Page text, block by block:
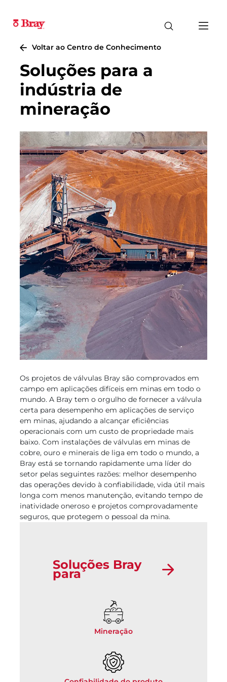
Voltar ao Centro de Conhecimento
Soluções para a
indústria de
mineração
Os projetos de válvulas Bray são comprovados em
campo em aplicações difíceis em minas em todo o
mundo. A Bray tem o orgulho de fornecer a válvula
certa para desempenho em aplicações de serviço
em minas, ajudando a alcançar eficiências
operacionais com um custo de propriedade mais
baixo. Com instalações de válvulas em minas de
cobre, ouro e minerais de liga em todo o mundo, a
Bray está se tornando rapidamente uma líder do
setor pelas seguintes razões: melhor desempenho
das operações devido à confiabilidade, vida útil mais
longa com menos manutenção, evitando tempo de
inatividade oneroso e projetos comprovadamente
seguros, que protegem o pessoal da mina.
Soluções Bray
para
Mineração